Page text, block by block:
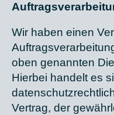
Wir haben einen
oben genannten
Hierbei handelt es
Vertrag, der